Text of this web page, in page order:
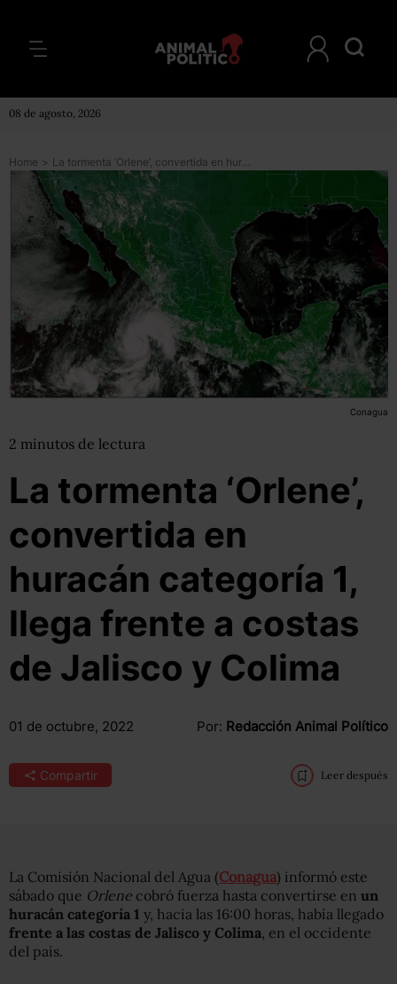
08 de agosto, 2026
Home > La tormenta ‘Orlene’, convertida en huracán categoría 1, llega frente a costas de Jalisco y Colima
Conagua
2 minutos de lectura
La tormenta ‘Orlene’,
convertida en
huracán categoría 1,
llega frente a costas
de Jalisco y Colima
01 de octubre, 2022 Por: Redacción Animal Político
Compartir Leer después
La Comisión Nacional del Agua (Conagua) informó este
sábado que Orlene cobró fuerza hasta convertirse en un
huracán categoría 1 y, hacia las 16:00 horas, había llegado
frente a las costas de Jalisco y Colima, en el occidente
del país.